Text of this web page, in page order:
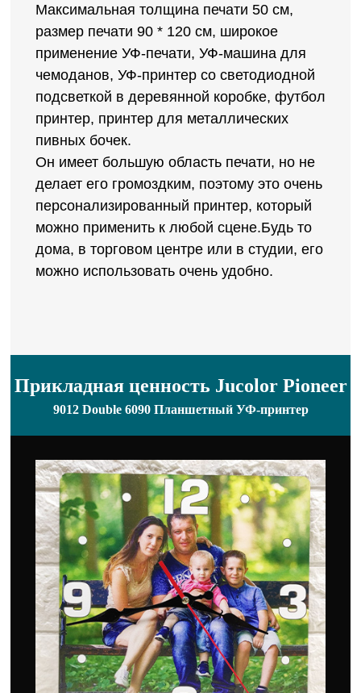
Максимальная толщина печати 50 см,
размер печати 90 * 120 см, широкое
применение УФ-печати, УФ-машина для
чемоданов, УФ-принтер со светодиодной
подсветкой в ​​деревянной коробке, футбол
принтер, принтер для металлических
пивных бочек.
Он имеет большую область печати, но не
делает его громоздким, поэтому это очень
персонализированный принтер, который
можно применить к любой сцене.Будь то
дома, в торговом центре или в студии, его
можно использовать очень удобно.
Прикладная ценность Jucolor Pioneer
9012 Double 6090 Планшетный УФ-принтер